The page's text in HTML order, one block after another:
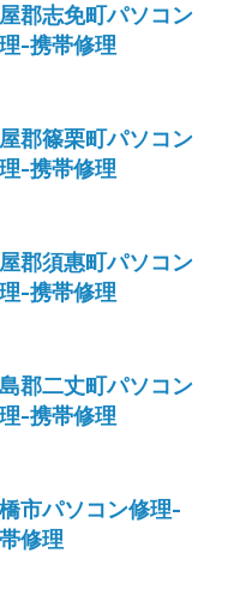
郡志免町パソコン
-携帯修理
郡篠栗町パソコン
-携帯修理
郡須惠町パソコン
-携帯修理
郡二丈町パソコン
-携帯修理
市パソコン修理-
修理